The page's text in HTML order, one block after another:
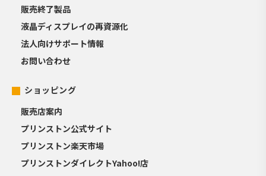
販売終了製品
液晶ディスプレイの再資源化
法人向けサポート情報
お問い合わせ
ショッピング
販売店案内
プリンストン公式サイト
プリンストン楽天市場
プリンストンダイレクトYahoo!店